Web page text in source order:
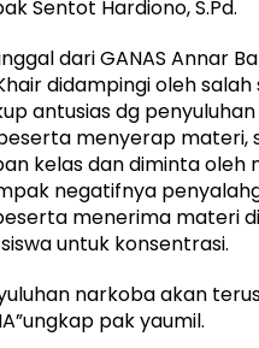
Sentot Hardiono, S.Pd.
dari GANAS Annar
didampingi oleh
antusias dg
menyerap materi,
kelas dan diminta
negatifnya
menerima materi
untuk konsentrasi.
narkoba akan
pak yaumil.